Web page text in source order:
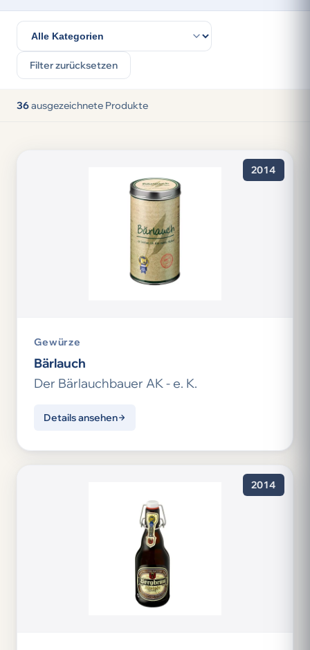
Filter zurücksetzen
36ausgezeichnete Produkte
2014
Gewürze
Bärlauch
Der Bärlauchbauer AK - e. K.
Details ansehen
2014